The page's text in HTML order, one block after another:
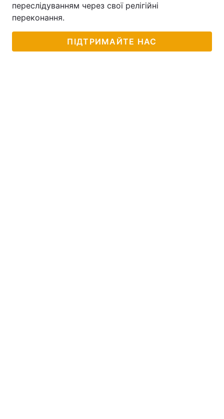
переслідуванням через свої релігійні
переконання.
ПІДТРИМАЙТЕ НАС